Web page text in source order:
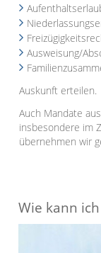
Ausweisung/
Auskunft erteilen.
Auch Mandate
insbesondere im
übernehmen wir
Wie kann